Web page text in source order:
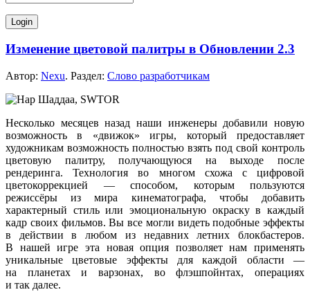
Изменение цветовой палитры в Обновлении 2.3
Автор: Nexu. Раздел: Слово разработчикам
Несколько месяцев назад наши инженеры добавили новую
возможность в «движок» игры, который предоставляет
художникам возможность полностью взять под свой контроль
цветовую палитру, получающуюся на выходе после
рендеринга. Технологияво многомсхожа с цифровой
цветокоррекцией —способом, которым пользуются
режиссёрыиз мира кинематографа, чтобы добавить
характерный стиль или эмоциональную окраскув каждый
кадр своих фильмов.Вы все могли видеть подобные эффекты
в действии
в любом из недавнихлетних блокбастеров.
В нашей игре эта новая опция позволяет нам применять
уникальные цветовые эффекты для каждой области —
на планетах
и варзонах, во флэшпойнтах, операциях
и так далее.